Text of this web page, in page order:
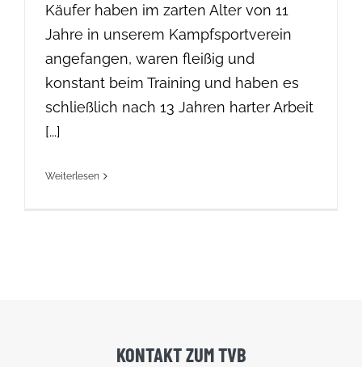
Käufer haben im zarten Alter von 11
Jahre in unserem Kampfsportverein
angefangen, waren fleißig und
konstant beim Training und haben es
schließlich nach 13 Jahren harter Arbeit
[...]
Weiterlesen
KONTAKTZUMTVB